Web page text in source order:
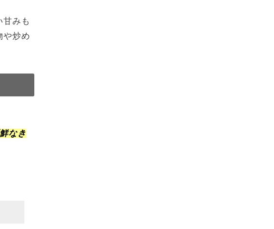
甘みも
や炒め
なき